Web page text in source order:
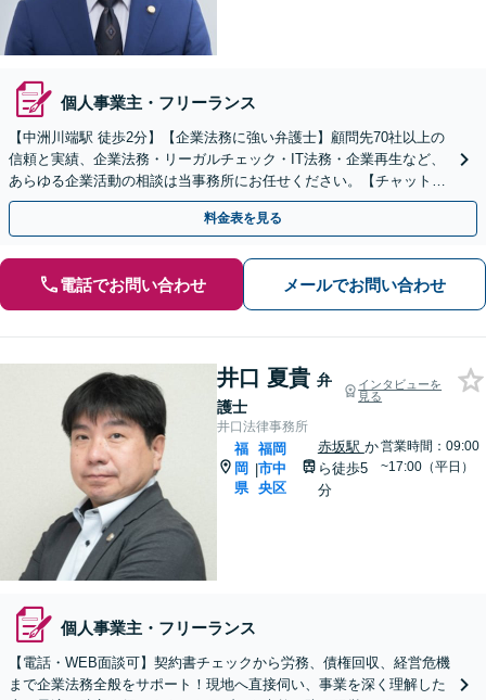
個人事業主・フリーランス
【中洲川端駅 徒歩2分】【企業法務に強い弁護士】顧問先70社以上の
信頼と実績、企業法務・リーガルチェック・IT法務・企業再生など、
あらゆる企業活動の相談は当事務所にお任せください。【チャットツ
ールやWEB会議にも対応】
料金表を見る
電話でお問い合わせ メールでお問い合わせ
井口 夏貴 弁
護士
インタビューを
見る
井口法律事務所
福
岡
県
|
福岡
市中
央区
赤坂駅 か
ら徒歩5
分
営業時間：09:00
~17:00（平日）
個人事業主・フリーランス
【電話・WEB面談可】契約書チェックから労務、債権回収、経営危機
まで企業法務全般をサポート！現地へ直接伺い、事業を深く理解した